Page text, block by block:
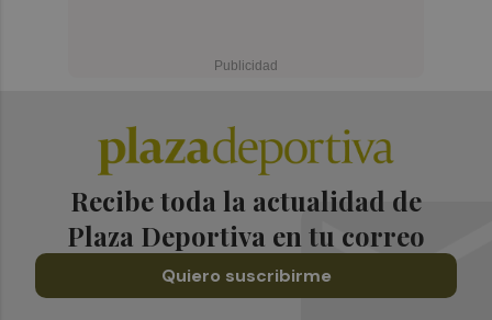
Recibe toda la actualidad de
Plaza Deportiva en tu correo
Quiero suscribirme